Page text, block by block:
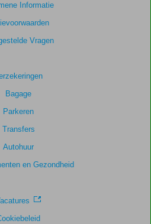
6,7
-
Informatie
Vragen
Bagage
Parkeren
Transfers
Autohuur
en Gezondheid